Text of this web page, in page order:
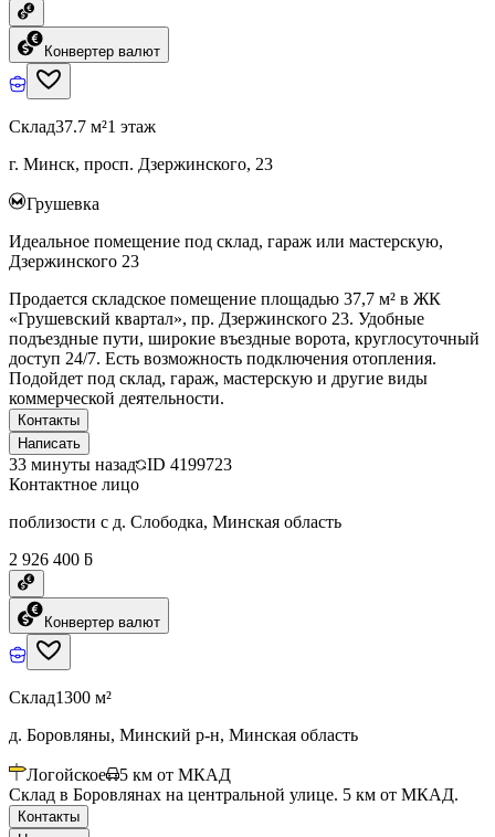
Конвертер валют
Склад37.7 м²1 этаж
г. Минск, просп. Дзержинского, 23
Грушевка
Идеальное помещение под склад, гараж или мастерскую,
Дзержинского 23
Продается складское помещение площадью 37,7 м² в ЖК
«Грушевский квартал», пр. Дзержинского 23. Удобные
подъездные пути, широкие въездные ворота, круглосуточный
доступ 24/7. Есть возможность подключения отопления.
Подойдет под склад, гараж, мастерскую и другие виды
коммерческой деятельности.
Контакты
Написать
33 минуты назад ID 4199723
Контактное лицо
поблизости с д. Слободка, Минская область
2 926 400 ƃ
Конвертер валют
Склад1300 м²
д. Боровляны, Минский р-н, Минская область
Логойское 5 км от МКАД
Склад в Боровлянах на центральной улице. 5 км от МКАД.
Контакты